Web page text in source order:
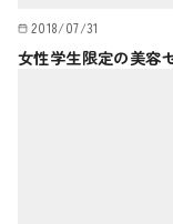
2018/07/31
女性学生限定の美容